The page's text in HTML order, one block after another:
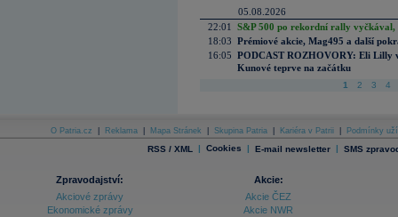
05.08.2026
22:01
S&P 500 po rekordní rally vyčkával,
18:03 Prémiové akcie, Mag495 a další
16:05 PODCAST ROZHOVORY: Eli Lilly
Kunové teprve na začátku
1 2 3 4
O Patria.cz Reklama Mapa Stránek Skupina Patria Kariéra v Patrii Podmínky
RSS / XML | Cookies | E-mail newsletter | SMS
Zpravodajství:
Akciové zprávy
Ekonomické zprávy
Akcie:
Akcie ČEZ
Akcie NWR